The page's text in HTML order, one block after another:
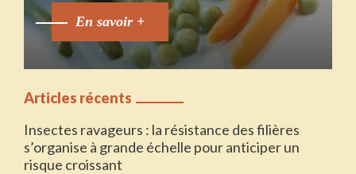
En savoir +
Articles récents
Insectes ravageurs : la résistance des filières
s’organise à grande échelle pour anticiper un
risque croissant